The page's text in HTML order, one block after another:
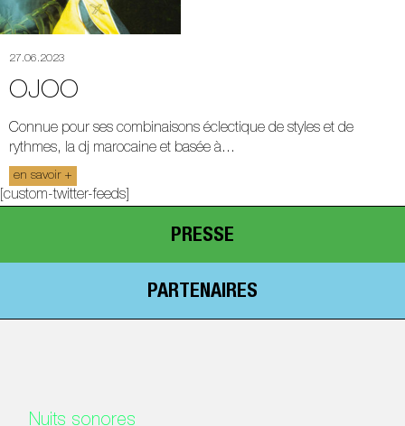
27.06.2023
OJOO
Connue pour ses combinaisons éclectique de styles et de
rythmes, la dj marocaine et basée à...
en savoir +
[custom-twitter-feeds]
PRESSE
PARTENAIRES
Nuits sonores